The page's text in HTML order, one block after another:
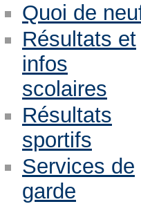
Quoi de
Résultats et
infos
scolaires
Résultats
sportifs
Services de
garde